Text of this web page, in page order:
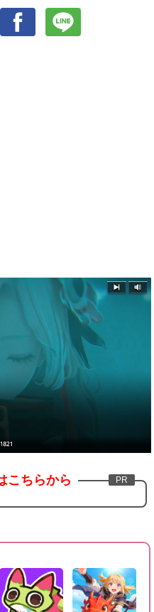
こちらから